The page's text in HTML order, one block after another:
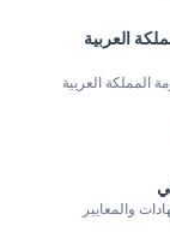
العربية
المملكة العربية
والمعايير